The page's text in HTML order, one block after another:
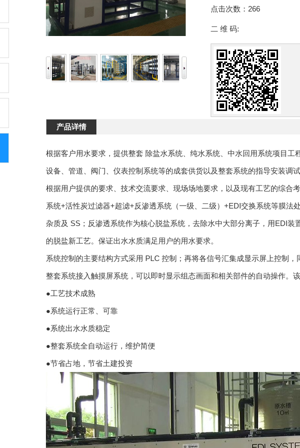
点击次数： 266
二 维 码:
产品详情
根据客户用水要求，提供整套 除盐水系统、纯水系统、中水回用系统项目
设备、管道、阀门、仪表控制系统等的成套供货以及整套系统的指导安装调
根据用户提供的要求、技术交流要求、现场场地要求，以及现有工艺的综合
系统+活性炭过滤器+超滤+反渗透系统（一级、二级）+EDI交换系统等膜法
杂质及 SS；反渗透系统作为核心脱盐系统，去除水中大部分离子，用EDI
的脱盐新工艺。保证出水水质满足用户的用水要求。
系统控制的主要结构方式采用 PLC 控制；再将各信号汇集成显示屏上控制
整套系统接入触摸屏系统，可以即时显示组态画面和相关部件的自动操作。
●工艺技术成熟
●系统运行正常、可靠
●系统出水水质稳定
●整套系统全自动运行，维护简便
●节省占地，节省土建投资